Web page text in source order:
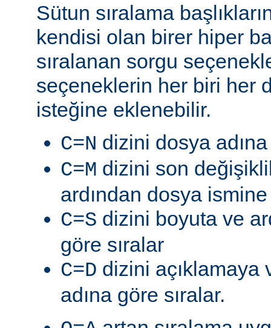
Sütun sıralama
kendisi olan birer hiper
sıralanan sorgu
seçeneklerin her biri her
isteğine eklenebilir.
C=N dizini dosya
C=M dizini son
ardından dosya
C=S dizini boyuta ve
göre sıralar
C=D dizini açıklamaya
adına göre sıralar.